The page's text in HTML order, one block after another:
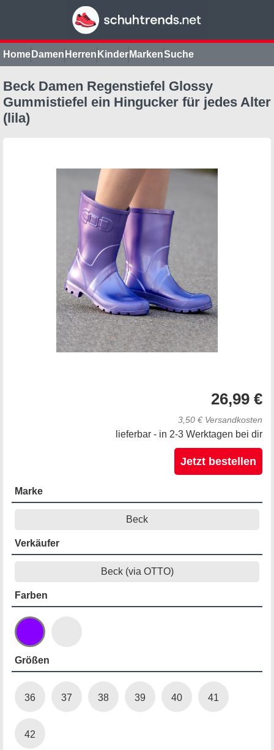
Home Damen Herren Kinder MarkenSuche
Beck Damen Regenstiefel Glossy
Gummistiefel ein Hingucker für jedes Alter
(lila)
26,99 €
3,50 € Versandkosten
lieferbar - in 2-3 Werktagen bei dir
Jetzt bestellen
Marke
Beck
Verkäufer
Beck (via OTTO)
Farben
Größen
36 37 38 39 40 41
42